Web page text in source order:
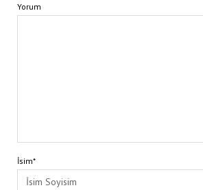
Yorum
İsim*